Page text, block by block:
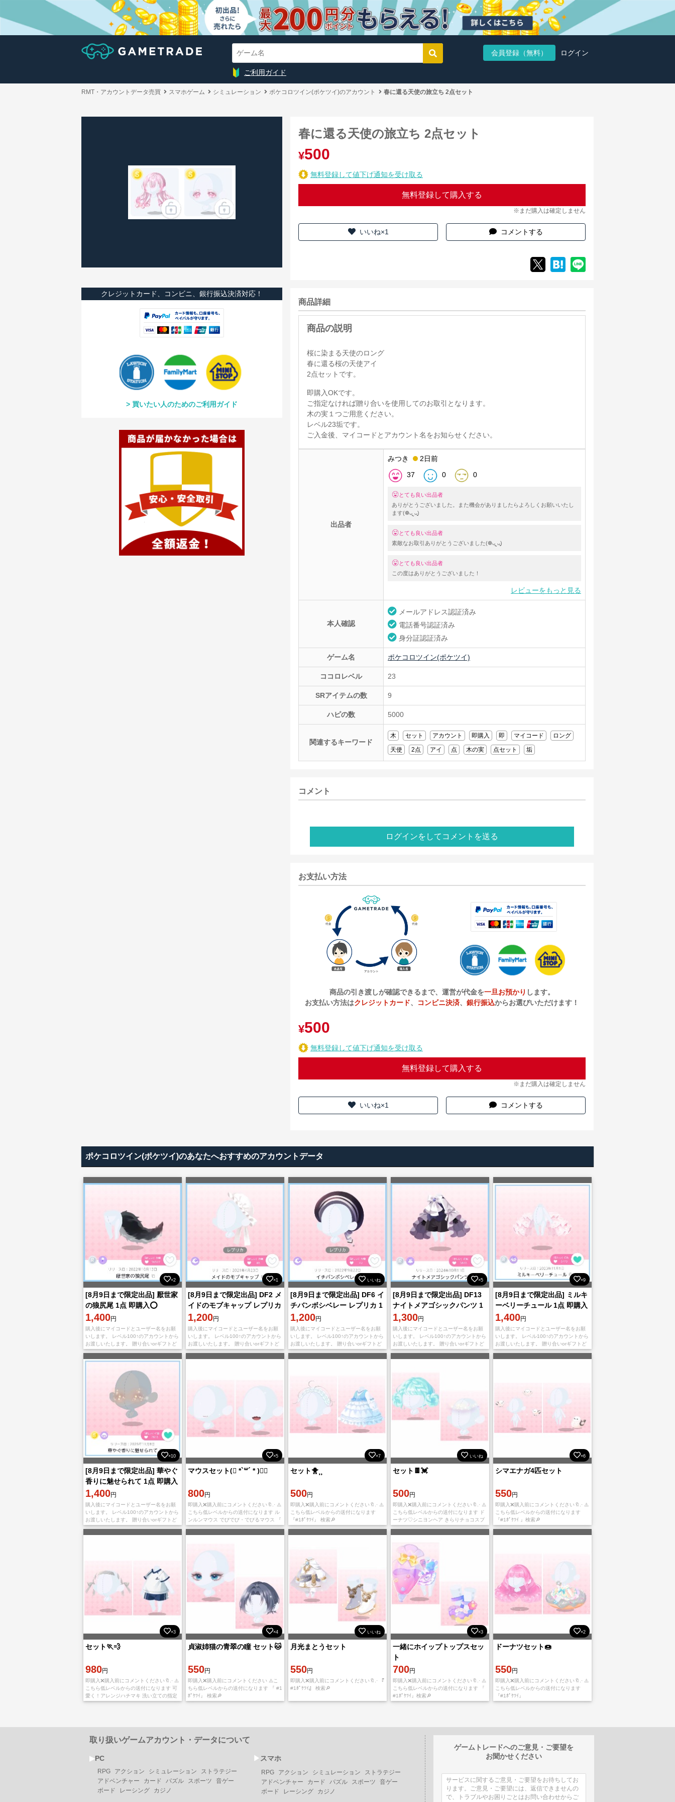
会員登録（無料） ログイン
ご利用ガイド
RMT・アカウントデータ売買 スマホゲーム シミュレーション ポケコロツイン(ポケツイ)のアカウント 春に還る天使の旅立ち 2点セット
クレジットカード、コンビニ、銀行振込決済対応！
買いたい人のためのご利用ガイド
春に還る天使の旅立ち 2点セット
¥500
無料登録して値下げ通知を受け取る
無料登録して購入する
※まだ購入は確定しません
いいね×1 コメントする
商品詳細
桜に染まる天使のロング
春に還る桜の天使アイ
2点セットです。
即購入OKです。
ご指定なければ贈り合いを使用してのお取引となります。
木の実１つご用意ください。
レベル23垢です。
ご入金後、マイコードとアカウント名をお知らせください。
出品者
みつき 2日前
37 0 0
とても良い出品者
ありがとうございました。また機会がありましたらよろしくお願いいたし
ます(❁ᴗ͈ˬᴗ͈)
とても良い出品者
素敵なお取引ありがとうございました(❁ᴗ͈ˬᴗ͈)
とても良い出品者
この度はありがとうございました！
レビューをもっと見る
本人確認
メールアドレス認証済み
電話番号認証済み
身分証認証済み
ゲーム名 ポケコロツイン(ポケツイ)
ココロレベル 23
SRアイテムの数 9
ハピの数 5000
関連するキーワード
木 セット アカウント 即購入 即 マイコード
ロング
天使
2点 アイ 点 木の実 点セット 垢
コメント
ログインをしてコメントを送る
お支払い方法
商品の引き渡しが確認できるまで、運営が代金を一旦お預かり します。
お支払い方法はクレジットカード、 コンビニ決済、 銀行振込からお選びいただけます！
¥500
無料登録して値下げ通知を受け取る
無料登録して購入する
※まだ購入は確定しません
いいね×1 コメントする
ポケコロツイン(ポケツイ)のあなたへおすすめのアカウントデータ
×2
[8月9日まで限定出品] 厭世家
の狼尻尾 1点 即購入⭕
1,400円
購入後にマイコードとユーザー名をお願
いします。 レベル100↑のアカウントから
お渡しいたします。 贈り合いorギフトど
ちらのお渡し方法でも対応可能です
×1
[8月9日まで限定出品] DF2 メ
イドのモブキャップ レプリカ
1点 即購入⭕
1,200円
購入後にマイコードとユーザー名をお願
いします。 レベル100↑のアカウントから
お渡しいたします。 贈り合いorギフトど
ちらのお渡し方法でも対応可能です
いいね
[8月9日まで限定出品] DF6 イ
チバンボシベレー レプリカ 1
点 即購入⭕
1,200円
購入後にマイコードとユーザー名をお願
いします。 レベル100↑のアカウントから
お渡しいたします。 贈り合いorギフトど
ちらのお渡し方法でも対応可能です
×5
[8月9日まで限定出品] DF13
ナイトメアゴシックパンツ 1
点 即購入⭕
1,300円
購入後にマイコードとユーザー名をお願
いします。 レベル100↑のアカウントから
お渡しいたします。 贈り合いorギフトど
ちらのお渡し方法でも対応可能です
×9
[8月9日まで限定出品] ミルキ
ーベリーチュール 1点 即購入️
⭕️
1,400円
購入後にマイコードとユーザー名をお願
いします。 レベル100↑のアカウントから
お渡しいたします。 贈り合いorギフトど
ちらのお渡し方法でも対応可能です
×10
[8月9日まで限定出品] 華やぐ
香りに魅せられて 1点 即購入️
⭕️
1,400円
購入後にマイコードとユーザー名をお願
いします。 レベル100↑のアカウントから
お渡しいたします。 贈り合いorギフトど
ちらのお渡し方法でも対応可能です
×5
マウスセット(⃔ *`꒳´ * )⃕↝
800円
即購入❌購入前にコメントください🔖.· ⚠️
こちら低レベルからの送付になります ル
ンルンマウス でびでび・でびるマウス 『
#1ﾎﾟｹﾂｲ』検索🔎
×7
セット🐥⸒⸒
500円
即購入❌購入前にコメントください🔖.· ⚠️
こちら低レベルからの送付になります
『#1ﾎﾟｹﾂｲ』 検索🔎
いいね
セット🍫💓
500円
即購入❌購入前にコメントください🔖.· ⚠️
こちら低レベルからの送付になります ド
ーナツ♡シニヨンヘア きらりチョコスプ
レーラメ 『#1ﾎﾟｹﾂｲ』
×6
シマエナガ4匹セット
550円
即購入❌購入前にコメントください🔖.· ⚠️
こちら低レベルからの送付になります
『#1ﾎﾟｹﾂｲ 』検索🔎
×3
セット🏃💨
980円
即購入❌購入前にコメントください🔖.· ⚠️
こちら低レベルからの送付になります 可
愛く！アレンジハチマキ 洗い立ての指定
体育着 『#1ﾎﾟｹﾂｲ 』検索🔎
×4
貞淑姉猫の青翠の瞳 セット🐱
550円
即購入❌購入前にコメントください ⚠️こ
ちら低レベルからの送付になります 『 #1
ﾎﾟｹﾂｲ』 検索🔎
いいね
月光まとうセット
550円
即購入❌購入前にコメントください🔖.· 『
#1ﾎﾟｹﾂｲ』 検索🔎
×3
一緒にホイップトップスセッ
ト
700円
即購入❌購入前にコメントください🔖.· ⚠️
こちら低レベルからの送付になります 『
#1ﾎﾟｹﾂｲ』検索🔎
×2
ドーナツセット🍩
550円
即購入❌購入前にコメントください🔖.· ⚠️
こちら低レベルからの送付になります
『#1ﾎﾟｹﾂｲ』
取り扱いゲームアカウント・データについて
▶︎PC
RPG アクション シミュレーション
ストラテジー
アドベンチャー
カード パズル スポーツ
音ゲー
ボード
レーシング カジノ
▶︎ スマホ
RPG アクション シミュレーション
ストラテジー
アドベンチャー
カード パズル スポーツ
音ゲー
ボード
レーシング カジノ
ゲームトレードへのご意見・ご要望を
お聞かせください